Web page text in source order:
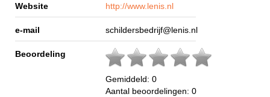
Website http://www.lenis.nl
e-mail schildersbedrijf@lenis.nl
Beoordeling
Gemiddeld: 0
Aantal beoordelingen: 0